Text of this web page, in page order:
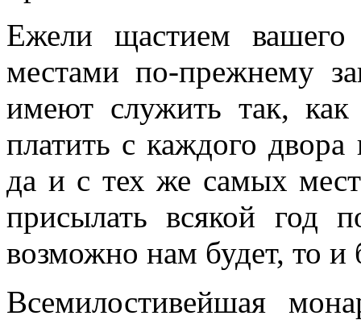
Ежели щастием вашего
местами по-прежнему
имеют служить так,
платить с каждого
да и с тех же самых
присылать всякой год
возможно нам будет, то и
Всемилостивейшая